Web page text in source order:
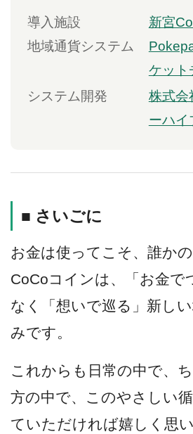
導入施設
新宮
地域通貨システム
ケット
システム開発
株式会
ーハイ
■ さいごに
お金は使ってこそ、誰かの
CoCoコインは、「お金で
なく「想いで巡る」新し
みです。
これからも日常の中で、
方の中で、このやさしい
ていただければ嬉しく思い